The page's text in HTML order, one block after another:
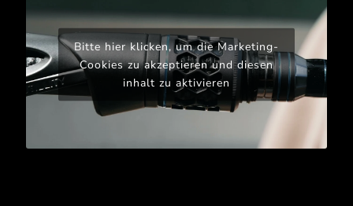
Bitte hier klicken, um die Marketing-
Cookies zu akzeptieren und diesen
inhalt zu aktivieren